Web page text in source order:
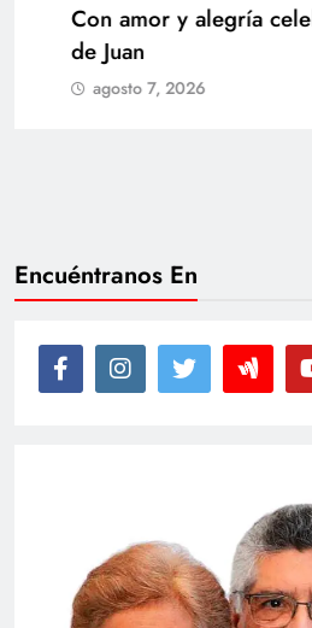
Con amor y alegría
de Juan
agosto 7, 2026
Encuéntranos En